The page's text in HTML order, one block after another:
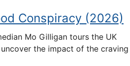
Conspiracy (2026)
Mo Gilligan tours the UK
the impact of the craving